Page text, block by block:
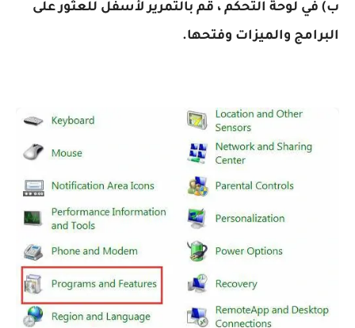
ب) في لوحة التحكم ، قم بالتمرير لأسفل للعثور على
البرامج والميزات وفتحها.